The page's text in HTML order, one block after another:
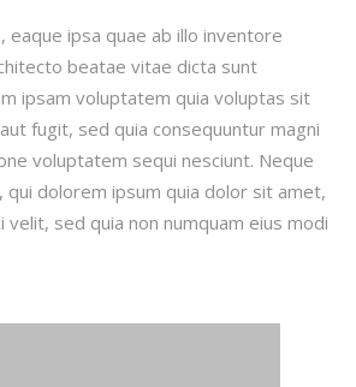
eaque ipsa quae ab illo inventore
beatae vitae dicta sunt
ipsam voluptatem quia voluptas sit
fugit, sed quia consequuntur magni
voluptatem sequi nesciunt. Neque
dolorem ipsum quia dolor sit amet,
velit, sed quia non numquam eius modi